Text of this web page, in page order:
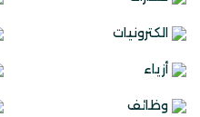
الكترونيات
أزياء
وظائف